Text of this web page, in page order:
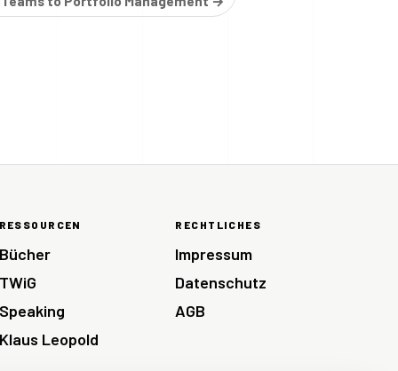
Leopold
RECHTLICHES
Impressum
Datenschutz
AGB